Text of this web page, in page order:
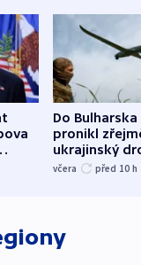
Do Bulharska
pronikl
ukrajinský
explodoval
včera před 10 h